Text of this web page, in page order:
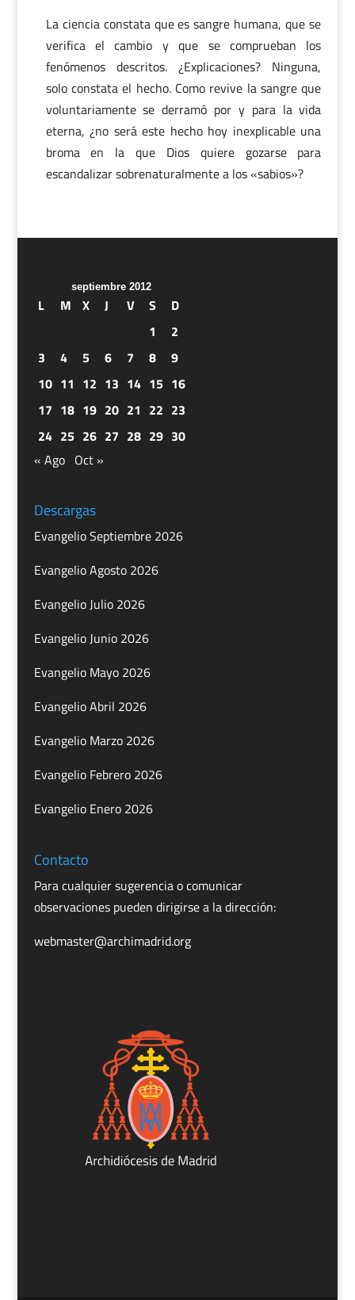
La ciencia constata que es sangre humana, que se
verifica el cambio y que se comprueban los
fenómenos descritos. ¿Explicaciones? Ninguna,
solo constata el hecho. Como revive la sangre que
voluntariamente se derramó por y para la vida
eterna, ¿no será este hecho hoy inexplicable una
broma en la que Dios quiere gozarse para
escandalizar sobrenaturalmente a los «sabios»?
septiembre 2012
L M X J V S
D
1
2
3
4 5 6 7 8
9
10 11 12 13 14 15 16
17 18 19 20 21 22 23
24 25 26 27 28 29 30
« Ago Oct »
Descargas
Evangelio Septiembre 2026
Evangelio Agosto 2026
Evangelio Julio 2026
Evangelio Junio 2026
Evangelio Mayo 2026
Evangelio Abril 2026
Evangelio Marzo 2026
Evangelio Febrero 2026
Evangelio Enero 2026
Contacto
Para cualquier sugerencia o comunicar
observaciones pueden dirigirse a la dirección:
webmaster@archimadrid.org